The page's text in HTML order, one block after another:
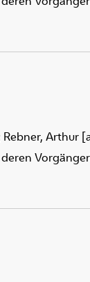
Rebner, Arthur